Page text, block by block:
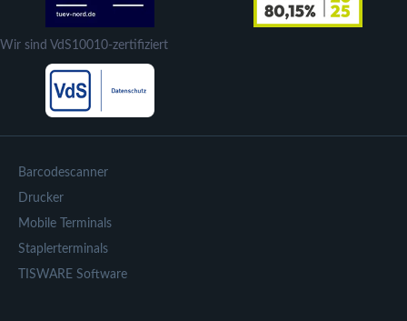
Wir sind VdS10010-zertifiziert
Barcodescanner
Drucker
Mobile Terminals
Staplerterminals
TISWARE Software